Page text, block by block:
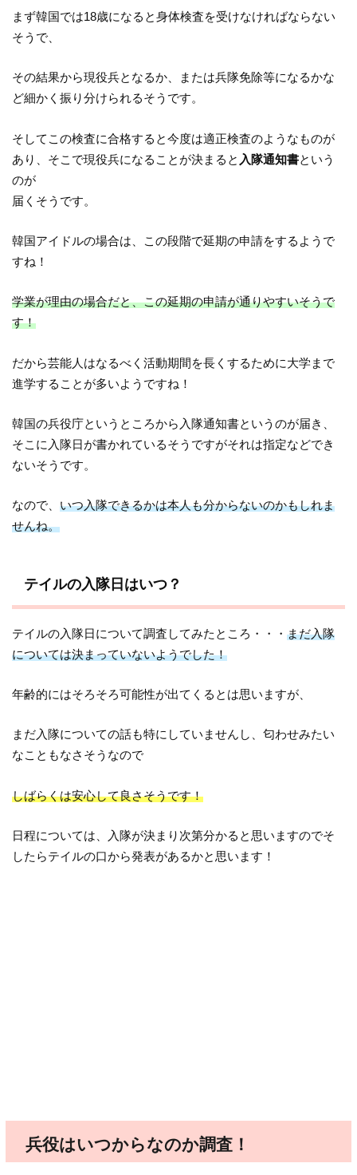
まず韓国では18歳になると身体検査を受けなければならない
そうで、
その結果から現役兵となるか、または兵隊免除等になるかな
ど細かく振り分けられるそうです。
そしてこの検査に合格すると今度は適正検査のようなものが
あり、そこで現役兵になることが決まると 入隊通知書という
のが
届くそうです。
韓国アイドルの場合は、この段階で延期の申請をするようで
すね！
学業が理由の場合だと、この延期の申請が通りやすいそうで
す！
だから芸能人はなるべく活動期間を長くするために大学まで
進学することが多いようですね！
韓国の兵役庁というところから入隊通知書というのが届き、
そこに入隊日が書かれているそうですがそれは指定などでき
ないそうです。
なので、いつ入隊できるかは本人も分からないのかもしれま
せんね。
テイルの入隊日はいつ？
テイルの入隊日について調査してみたところ・・・まだ入隊
については決まっていないようでした！
年齢的にはそろそろ可能性が出てくるとは思いますが、
まだ入隊についての話も特にしていませんし、匂わせみたい
なこともなさそうなので
しばらくは安心して良さそうです！
日程については、入隊が決まり次第分かると思いますのでそ
したらテイルの口から発表があるかと思います！
兵役はいつからなのか調査！